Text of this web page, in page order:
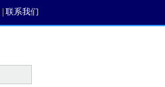
联系我们